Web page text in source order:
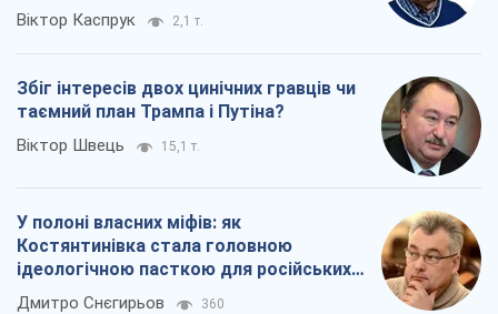
Віктор Каспрук 2,1 т.
Збіг інтересів двох цинічних гравців чи
таємний план Трампа і Путіна?
Віктор Швець 15,1 т.
У полоні власних міфів: як
Костянтинівка стала головною
ідеологічною пасткою для російських
окупантів
Дмитро Снєгирьов 360